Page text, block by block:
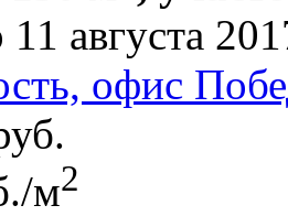
августа
офис
м2